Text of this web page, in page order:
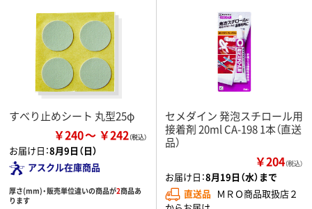
すべり止めシート 丸型25φ
￥240 ￥242
お届け日：8月9日（日）
アスクル在庫商品
厚さ(mm)・販売単位違いの商品が2商品あ
ります
セメダイン 発泡スチロール用
接着剤 20ml CA-198 1本（直送
品）
￥204（税込）
お届け日：8月19日（水）まで
直送品 ＭＲＯ商品取扱店２